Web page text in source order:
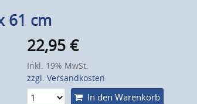
61 cm
22,95€
Inkl. 19% MwSt.
zzgl. Versandkosten
In den Warenkorb